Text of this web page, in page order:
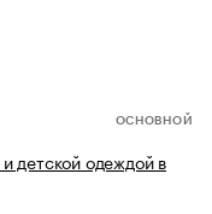
ОСНОВНОЙ
детской одеждой в